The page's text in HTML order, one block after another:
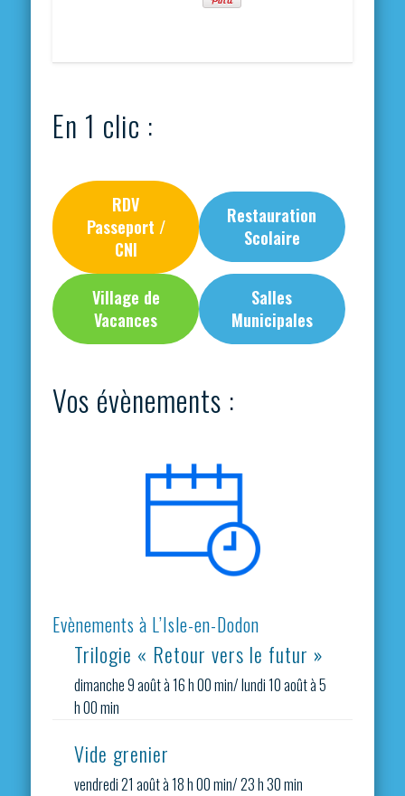
En 1 clic :
RDV
Passeport /
CNI
Restauration
Scolaire
Village de
Vacances
Salles
Municipales
Vos évènements :
Evènements à L’Isle-en-Dodon
Trilogie « Retour vers le futur »
dimanche 9 août à 16 h 00 min/lundi 10 août à 5
h 00 min
Vide grenier
vendredi 21 août à 18 h 00 min/23 h 30 min